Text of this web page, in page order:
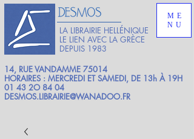
LA LIBRAIRIE HELLÉNIQUE
LE LIEN AVEC LA GRÈCE
DEPUIS 1983
ME
NU
14, RUE VANDAMME 75014
HORAIRES : MERCREDI ET SAMEDI, DE 13h À 19H
01 43 2O 84 04
DESMOS.LIBRAIRIE@WANADOO.FR